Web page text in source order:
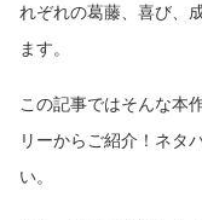
れぞれの葛藤、喜び、
ます。
この記事ではそんな本
リーからご紹介！ネタ
い。